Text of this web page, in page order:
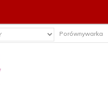
Porównywarka